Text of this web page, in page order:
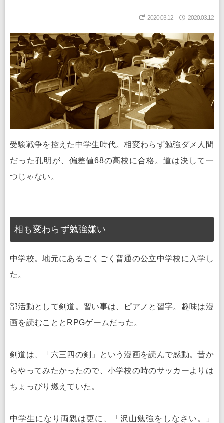
2020.03.12
2020.03.12
受験戦争を控えた中学生時代。相変わらず勉強ダメ人間
だった孔明が、偏差値68の高校に合格。道は決して一
つじゃない。
相も変わらず勉強嫌い
中学校。地元にあるごくごく普通の公立中学校に入学し
た。
部活動として剣道。習い事は、ピアノと習字。趣味は漫
画を読むこととRPGゲームだった。
剣道は、「六三四の剣」という漫画を読んで感動。昔か
らやってみたかったので、小学校の時のサッカーよりは
ちょっぴり燃えていた。
中学生になり両親は更に、「沢山勉強をしなさい。」